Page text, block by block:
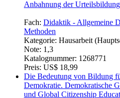
Anbahnung der
Fach: Didaktik - Allgemeine
Methoden
Kategorie: Hausarbeit
Note: 1,3
Katalognummer: 1268771
Preis: US$ 18,99
Die Bedeutung von Bildung
Demokratie. Demokratische
und Global Citizenship